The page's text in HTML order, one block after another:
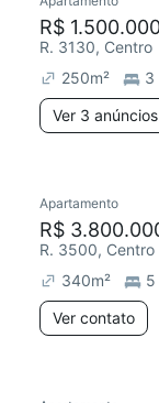
R$
R. 3130, Centro
250m² 3
Ver 3 anúncios
Apartamento
R$
R. 3500, Centro
340m² 5
Ver contato